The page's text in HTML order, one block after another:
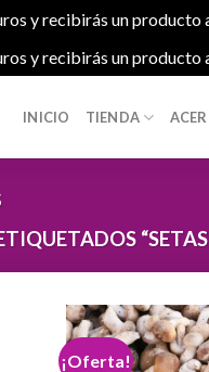
y recibirás un
y recibirás un
INICIO TIENDA
¡Oferta!